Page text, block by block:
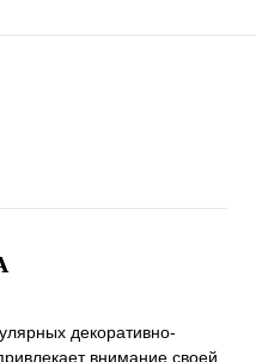
декоративно-
внимание своей